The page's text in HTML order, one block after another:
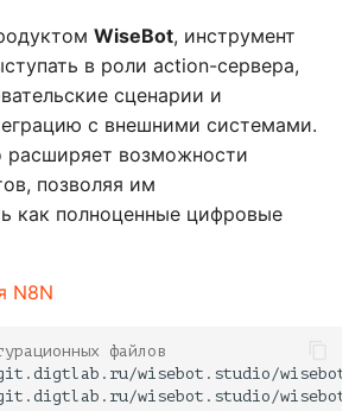
WiseBot, инструмент
в роли action-сервера,
сценарии и
с внешними системами.
расширяет возможности
позволяя им
как полноценные цифровые
N8N
файлов